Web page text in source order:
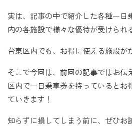
実は、記事の中で紹介した各種一日
内の各施設で様々な優待が受けられ
台東区内でも、お得に使える施設が
そこで今回は、前回の記事ではお伝
区内で一日乗車券を持っているとお
ていきます！
知らずに損してしまう前に、ぜひお